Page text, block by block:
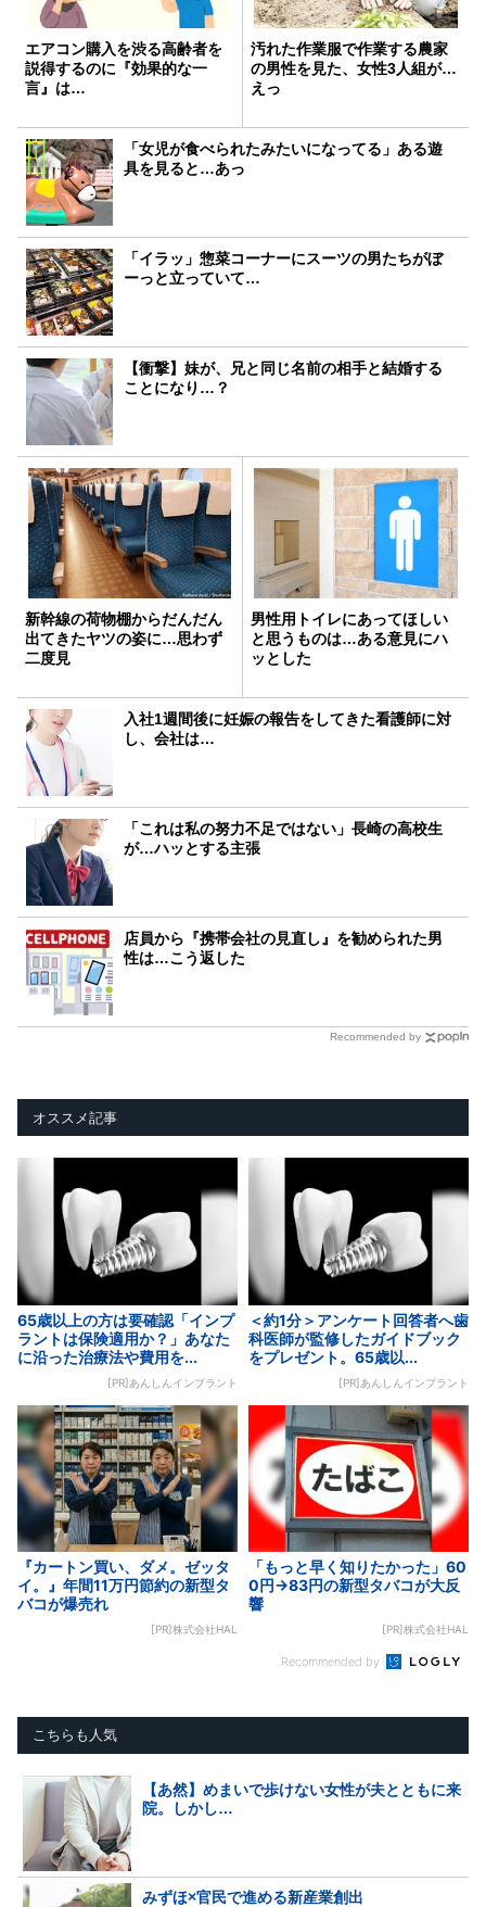
エアコン購入を渋る高齢者を
説得するのに『効果的な一
言』は…
汚れた作業服で作業する農家
の男性を見た、女性3人組が…
えっ
「女児が食べられたみたいになってる」ある遊
具を見ると…あっ
「イラッ」惣菜コーナーにスーツの男たちがぼ
ーっと立っていて…
【衝撃】妹が、兄と同じ名前の相手と結婚する
ことになり…？
新幹線の荷物棚からだんだん
出てきたヤツの姿に…思わず
二度見
男性用トイレにあってほしい
と思うものは…ある意見にハ
ッとした
入社1週間後に妊娠の報告をしてきた看護師に対
し、会社は…
「これは私の努力不足ではない」長崎の高校生
が…ハッとする主張
店員から『携帯会社の見直し』を勧められた男
性は…こう返した
Recommended by
オススメ記事
65歳以上の方は要確認「インプ
ラントは保険適用か？」あなた
に沿った治療法や費用を...
[PR]あんしんインプラント
＜約1分＞アンケート回答者へ歯
科医師が監修したガイドブック
をプレゼント。65歳以...
[PR]あんしんインプラント
『カートン買い、ダメ。ゼッタ
イ。』年間11万円節約の新型タ
バコが爆売れ
[PR]株式会社HAL
「もっと早く知りたかった」60
0円→83円の新型タバコが大反
響
[PR]株式会社HAL
Recommended by
こちらも人気
【あ然】めまいで歩けない女性が夫とともに来
院。しかし…
みずほ×官民で進める新産業創出